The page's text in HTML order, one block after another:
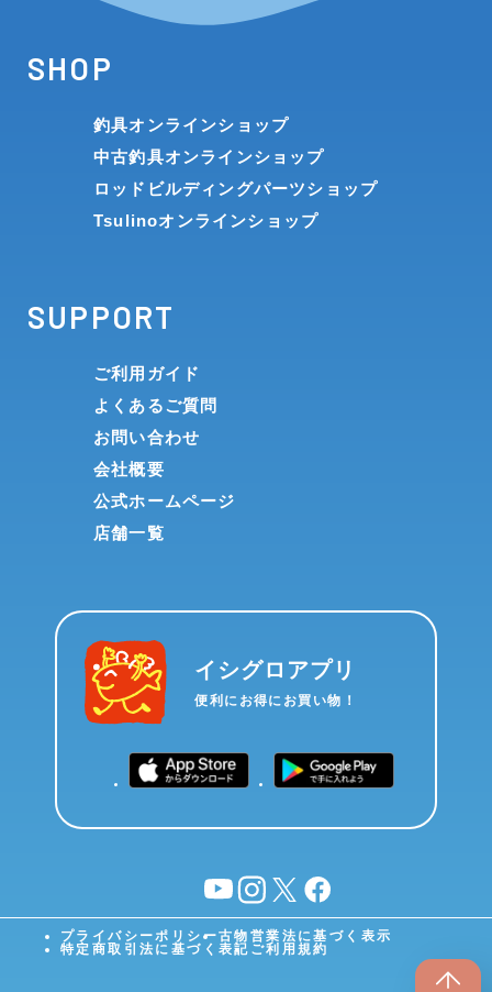
SHOP
釣具オンラインショップ
中古釣具オンラインショップ
ロッドビルディングパーツショップ
Tsulinoオンラインショップ
SUPPORT
ご利用ガイド
よくあるご質問
お問い合わせ
会社概要
公式ホームページ
店舗一覧
イシグロアプリ
便利にお得にお買い物！
YouTubeinstagram
X facebook
プライバシーポリシー古物営業法に基づく表示
特定商取引法に基づく表記 ご利用規約